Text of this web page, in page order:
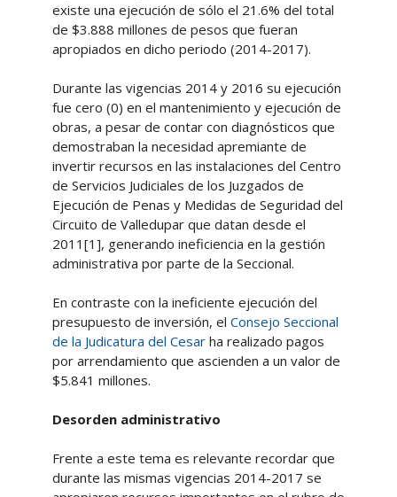
existe una ejecución de sólo el 21.6% del total
de $3.888 millones de pesos que fueran
apropiados en dicho periodo (2014-2017).
Durante las vigencias 2014 y 2016 su ejecución
fue cero (0) en el mantenimiento y ejecución de
obras, a pesar de contar con diagnósticos que
demostraban la necesidad apremiante de
invertir recursos en las instalaciones del Centro
de Servicios Judiciales de los Juzgados de
Ejecución de Penas y Medidas de Seguridad del
Circuito de Valledupar que datan desde el
2011[1], generando ineficiencia en la gestión
administrativa por parte de la Seccional.
En contraste con la ineficiente ejecución del
presupuesto de inversión, el Consejo Seccional
de la Judicatura del Cesar ha realizado pagos
por arrendamiento que ascienden a un valor de
$5.841 millones.
Desorden administrativo
Frente a este tema es relevante recordar que
durante las mismas vigencias 2014-2017 se